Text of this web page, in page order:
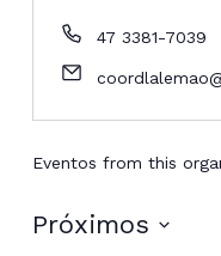
47 3381-7039
Eventos from this
Próximos